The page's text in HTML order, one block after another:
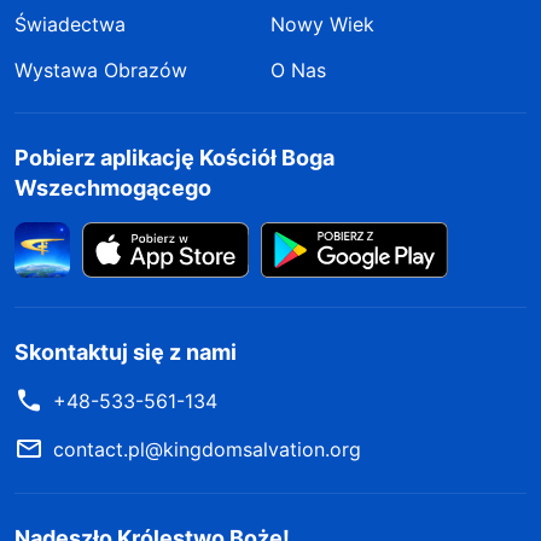
Świadectwa
Nowy Wiek
Wystawa Obrazów
O Nas
Pobierz aplikację Kościół Boga
Wszechmogącego
Skontaktuj się z nami
+48-533-561-134
contact.pl@kingdomsalvation.org